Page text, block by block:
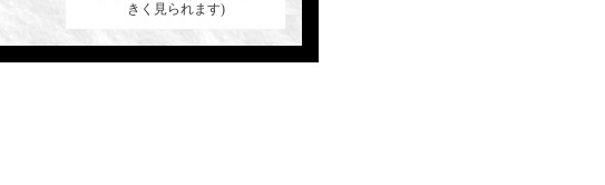
きく見られます)